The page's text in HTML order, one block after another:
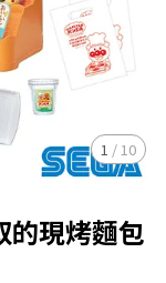
1 / 10
現烤麵包